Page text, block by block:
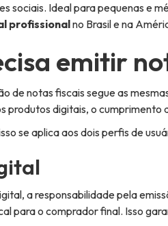
sociais. Ideal para pequenas e
profissionalno Brasil e na
emitir
de notas fiscais segue as
produtos digitais, o cumprimento
se aplica aos dois perfis de
a responsabilidade pela
para o comprador final. Isso